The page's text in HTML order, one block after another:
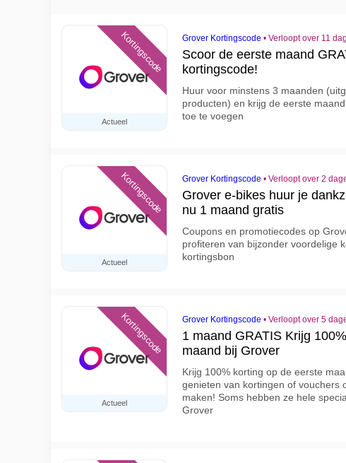
Actueel
Kortingscode Grover Kortingscode • Verloopt over 11
Scoor de eerste maand
kortingscode!
Huur voor minstens 3 maanden
producten) en krijg de eerste
toe te voegen
Actueel
Kortingscode Grover Kortingscode • Verloopt over 2
Grover e-bikes huur je
nu 1 maand gratis
Coupons en promotiecodes op
profiteren van bijzonder voordelige
kortingsbon
Actueel
Kortingscode Grover Kortingscode • Verloopt over 5
1 maand GRATIS Krijg
maand bij Grover
Krijg 100% korting op de eerste
genieten van kortingen of vouchers
maken! Soms hebben ze hele
Grover